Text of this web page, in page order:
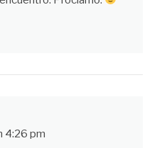
4:26 pm